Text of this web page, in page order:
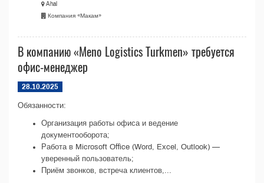
Ahal
Компания «Макам»
В компанию «Meno Logistics Turkmen» требуется
офис-менеджер
28.10.2025
Обязанности:
Организация работы офиса и ведение
документооборота;
Работа в Microsoft Office (Word, Excel, Outlook) —
уверенный пользователь;
Приём звонков, встреча клиентов,...